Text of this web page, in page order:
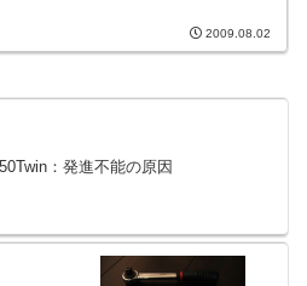
2009.08.02
：発進不能の原因